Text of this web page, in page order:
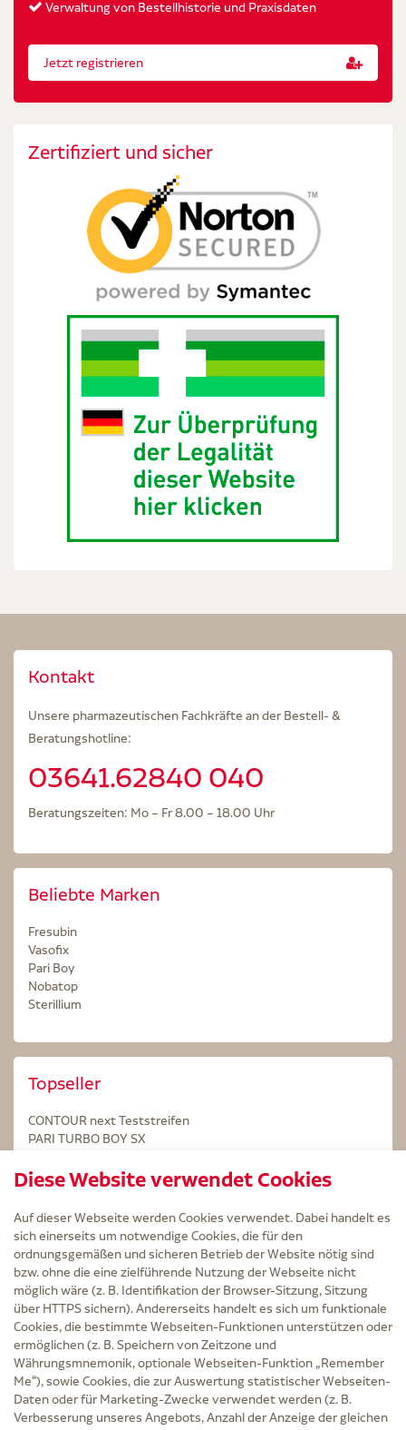
Verwaltung von Bestellhistorie und Praxisdaten
Jetzt registrieren
Zertifiziert und sicher
Kontakt
Unsere pharmazeutischen Fachkräfte an der Bestell- &
Beratungshotline:
03641.62840 040
Beratungszeiten: Mo – Fr 8.00 – 18.00 Uhr
Beliebte Marken
Fresubin
Vasofix
Pari Boy
Nobatop
Sterillium
Topseller
CONTOUR next Teststreifen
PARI TURBO BOY SX
Kintex Kinesiologie Tape blau
Service
Versand und Lieferzeit
Kontakt
FAQ
AGB
Cookie-Einstellungen
Datenschutz
Erklärung zur Barrierefreiheit
Widerruf
Diese Website verwendet Cookies
Auf dieser Webseite werden Cookies verwendet. Dabei handelt es
sich einerseits um notwendige Cookies, die für den
ordnungsgemäßen und sicheren Betrieb der Website nötig sind
bzw. ohne die eine zielführende Nutzung der Webseite nicht
möglich wäre (z. B. Identifikation der Browser-Sitzung, Sitzung
über HTTPS sichern). Andererseits handelt es sich um funktionale
Cookies, die bestimmte Webseiten-Funktionen unterstützen oder
ermöglichen (z. B. Speichern von Zeitzone und
Währungsmnemonik, optionale Webseiten-Funktion „Remember
Me“), sowie Cookies, die zur Auswertung statistischer Webseiten-
Daten oder für Marketing-Zwecke verwendet werden (z. B.
Verbesserung unseres Angebots, Anzahl der Anzeige der gleichen